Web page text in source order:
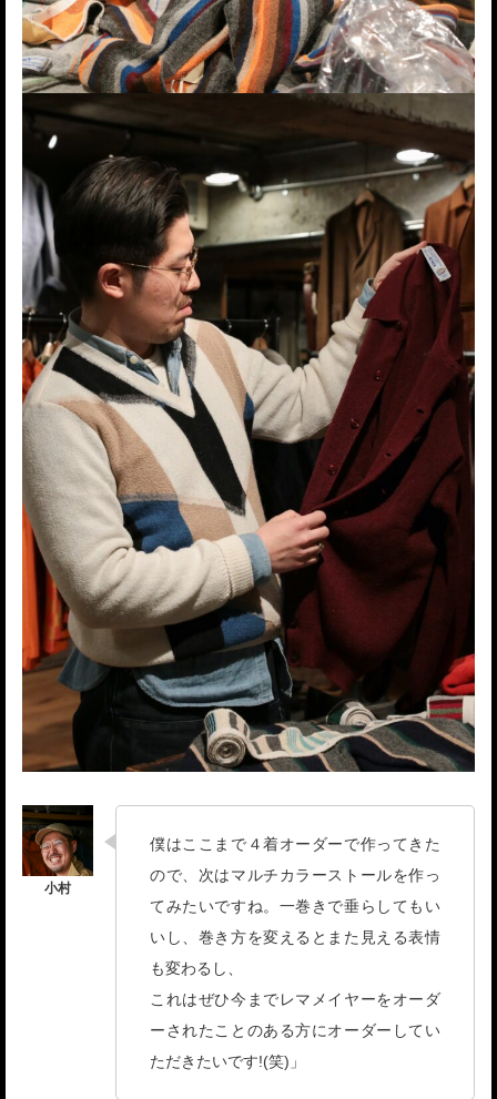
僕はここまで４着オーダーで作ってきた
ので、次はマルチカラーストールを作っ
てみたいですね。一巻きで垂らしてもい
いし、巻き方を変えるとまた見える表情
も変わるし、
これはぜひ今までレマメイヤーをオーダ
ーされたことのある方にオーダーしてい
ただきたいです!(笑)」